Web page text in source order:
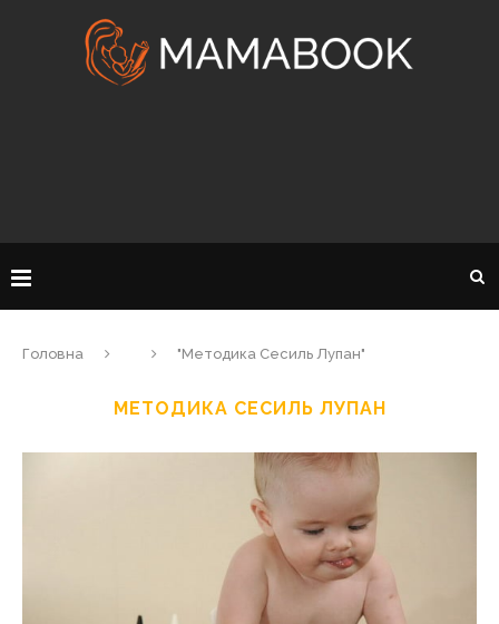
Головна "Методика Сесиль Лупан"
МЕТОДИКА СЕСИЛЬ ЛУПАН